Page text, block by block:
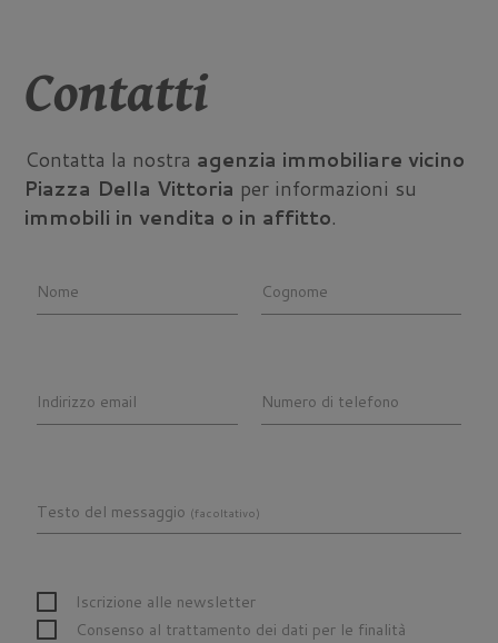
Contatti
Contatta la nostra agenzia immobiliare vicino
Piazza Della Vittoria per informazioni su
immobili in vendita o in affitto.
Nome Cognome
Indirizzo email Numero di telefono
Testo del messaggio (facoltativo)
Iscrizione alle newsletter
Consenso al trattamento dei dati per le finalità